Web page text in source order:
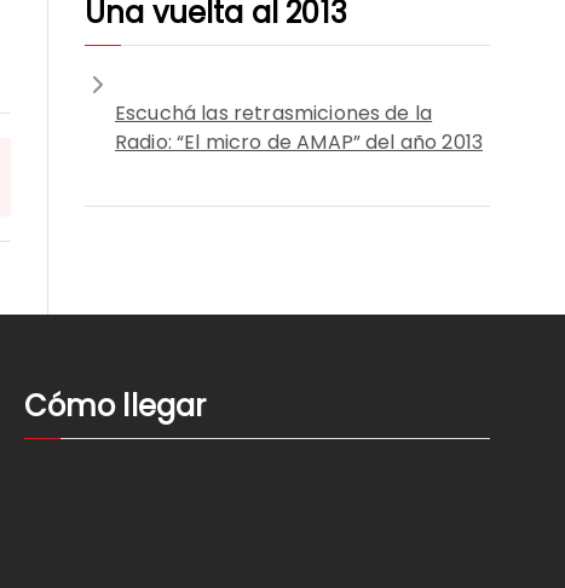
Una vuelta al 2013
Escuchá las retrasmiciones de la
Radio: “El micro de AMAP” del año 2013
Cómo llegar